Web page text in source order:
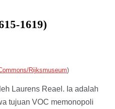
1619)
Rijksmuseum)
Laurens Reael. Ia adalah
tujuan VOC memonopoli